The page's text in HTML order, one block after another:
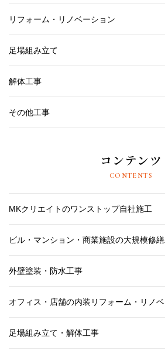
リフォーム・リノベーション
足場組み立て
解体工事
その他工事
コンテンツ
CONTENTS
MKクリエイトのワンストップ自社施工
ビル・マンション・商業施設の大規模修
外壁塗装・防水工事
オフィス・店舗の内装リフォーム・リノ
足場組み立て・解体工事